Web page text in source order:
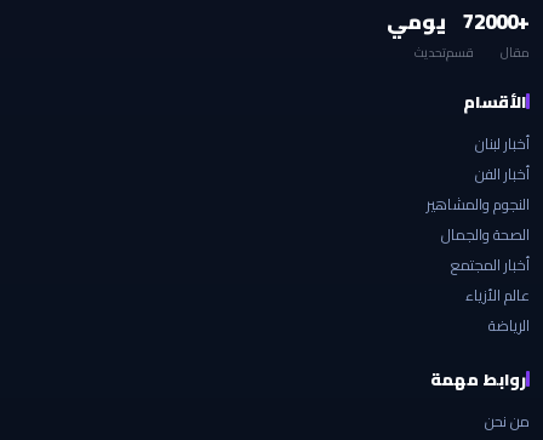
+2000
مقال
7
قسم
يومي
تحديث
الأقسام
أخبار لبنان
أخبار الفن
النجوم والمشاهير
الصحة والجمال
أخبار المجتمع
عالم الأزياء
الرياضة
روابط مهمة
من نحن